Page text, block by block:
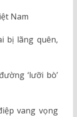
Nam
bị lãng quên,
‘lưỡi bò’
vang vọng